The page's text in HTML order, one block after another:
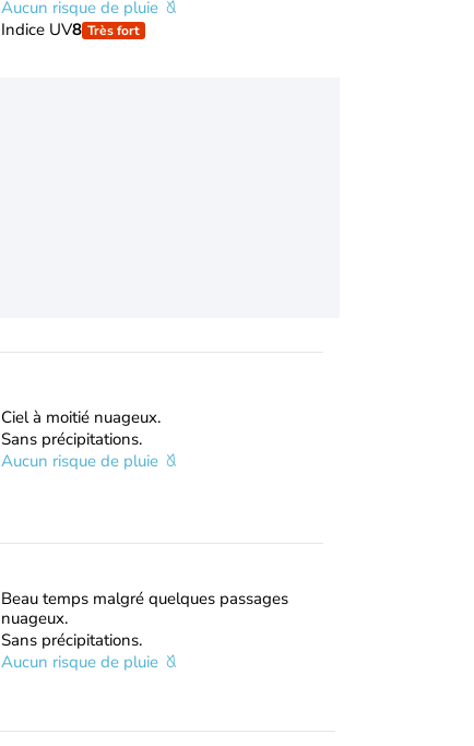
Aucun risque de pluie
Indice UV8 Très fort
Ciel à moitié nuageux.
Sans précipitations.
Aucun risque de pluie
Beau temps malgré quelques passages
nuageux.
Sans précipitations.
Aucun risque de pluie